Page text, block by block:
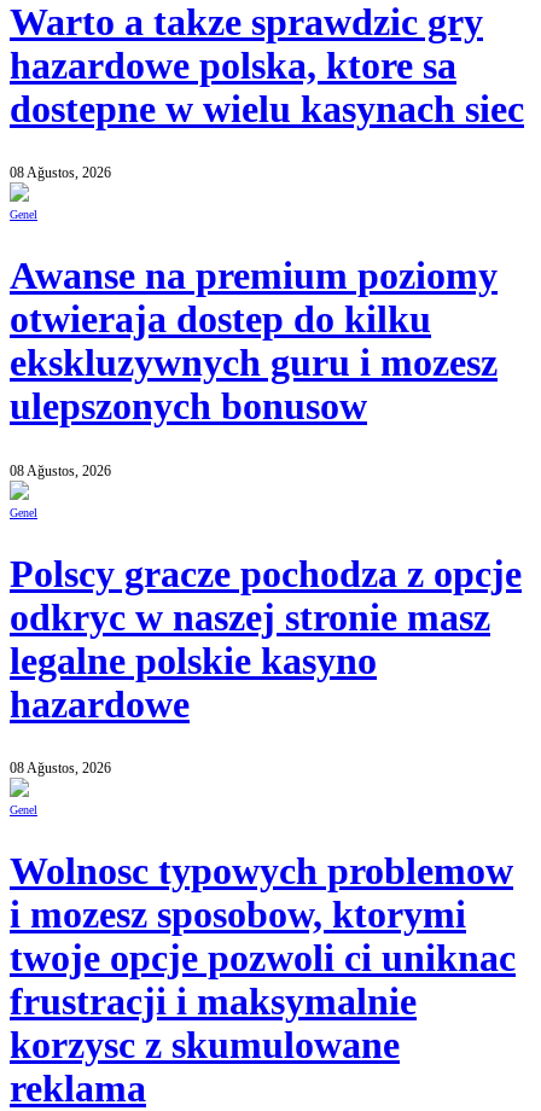
Warto a takze sprawdzic gry
hazardowe polska, ktore sa
dostepne w wielu kasynach siec
08 Ağustos, 2026
Genel
Awanse na premium poziomy
otwieraja dostep do kilku
ekskluzywnych guru i mozesz
ulepszonych bonusow
08 Ağustos, 2026
Genel
Polscy gracze pochodza z opcje
odkryc w naszej stronie masz
legalne polskie kasyno
hazardowe
08 Ağustos, 2026
Genel
Wolnosc typowych problemow
i mozesz sposobow, ktorymi
twoje opcje pozwoli ci uniknac
frustracji i maksymalnie
korzysc z skumulowane
reklama